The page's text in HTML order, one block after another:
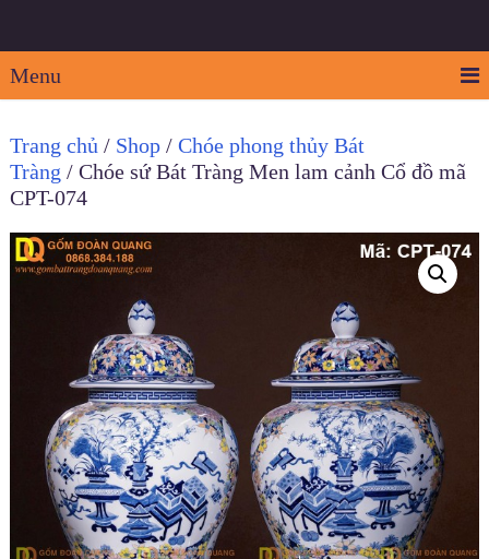
Menu
Trang chủ / Shop/ Chóe phong thủy Bát
Tràng / Chóe sứ Bát Tràng Men lam cảnh Cổ đồ mã
CPT-074